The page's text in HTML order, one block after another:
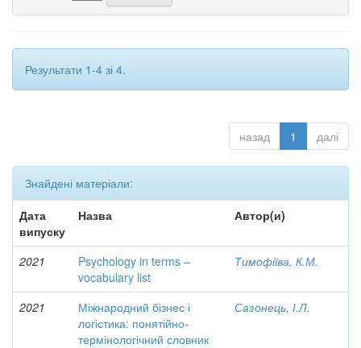
Результати 1-4 зі 4.
назад 1 далі
Знайдені матеріали:
Дата
випуску
Назва Автор(и)
2021
Psychology in terms –
vocabulary list
Тимофіїва, К.М.
2021
Міжнародний бізнес і
логістика: понятійно-
термінологічний словник
Сазонець, І.Л.